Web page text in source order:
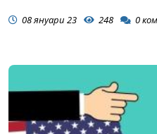
08 януари 23 248 0